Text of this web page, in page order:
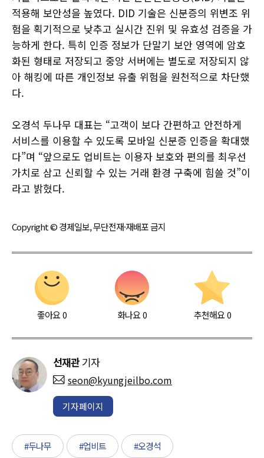
적용해 보안성을 높였다. DID 기술은 신분증의 위변조 위
험을 획기적으로 낮추고 실시간 진위 및 유효성 검증을 가
능하게 한다. 특히 인증 정보가 단말기 보안 영역에 암호
화된 형태로 저장되고 중앙 서버에는 별도로 저장되지 않
아 해킹에 따른 개인정보 유출 위험을 원천적으로 차단했
다.
오경석 두나무 대표는 “고객이 보다 간편하고 안전하게
서비스를 이용할 수 있도록 모바일 신분증 인증을 확대했
다”며 “앞으로도 업비트는 이용자 보호와 편의를 최우선
가치로 삼고 신뢰할 수 있는 거래 환경 구축에 힘쓸 것”이
라고 밝혔다.
Copyright © 경제일보, 무단전재·재배포 금지
좋아요0 화나요0 추천해요 0
선재관 기자
seon@kyungjeilbo.com
기자페이지
#두나무 #업비트 #오경석